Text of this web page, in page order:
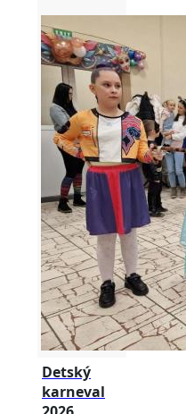
Detský
karneval